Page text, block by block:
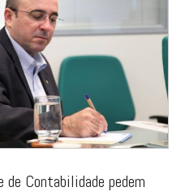
Contabilidade pedem